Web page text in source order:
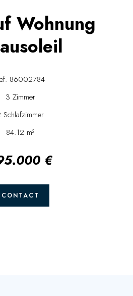
Wohnung
86002784
3 Zimmer
Schlafzimmer
84.12 m²
€
CONTACT